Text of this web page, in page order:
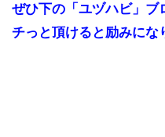
ぜひ下の「ユヅハビ」ブ
チっと頂けると励みにな